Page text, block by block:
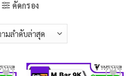
คัดกรอง